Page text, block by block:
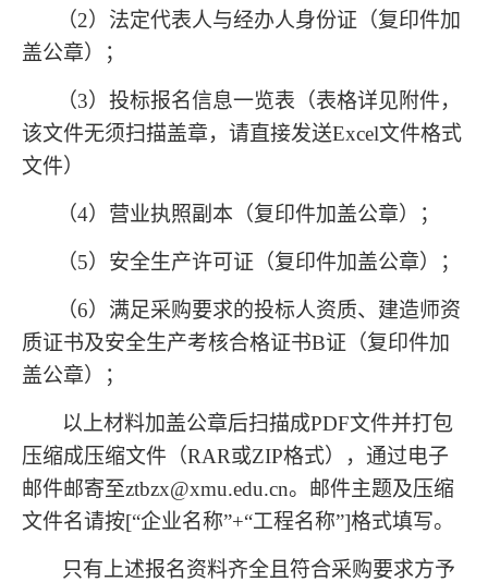
（2）法定代表人与经办人身份证（复印件加
盖公章）；
（3）投标报名信息一览表（表格详见附件，
该文件无须扫描盖章，请直接发送Excel文件格式
文件）
（4）营业执照副本（复印件加盖公章）；
（5）安全生产许可证（复印件加盖公章）；
（6）满足采购要求的投标人资质、建造师资
质证书及安全生产考核合格证书B证（复印件加
盖公章）；
以上材料加盖公章后扫描成PDF文件并打包
压缩成压缩文件（RAR或ZIP格式），通过电子
邮件邮寄至ztbzx@xmu.edu.cn。邮件主题及压缩
文件名请按[“企业名称”+“工程名称”]格式填写。
只有上述报名资料齐全且符合采购要求方予